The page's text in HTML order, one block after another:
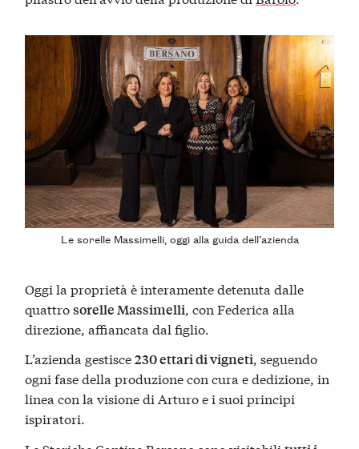
Le sorelle Massimelli, oggi alla guida dell’azienda
Oggi la proprietà è interamente detenuta dalle
quattrosorelle Massimelli, con Federica alla
direzione, affiancata dal figlio.
L’azienda gestisce230 ettari di vigneti, seguendo
ogni fase della produzione con cura e dedizione, in
linea con la visione di Arturo e i suoi principi
ispiratori.